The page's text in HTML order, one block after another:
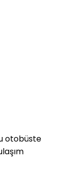
otobüste